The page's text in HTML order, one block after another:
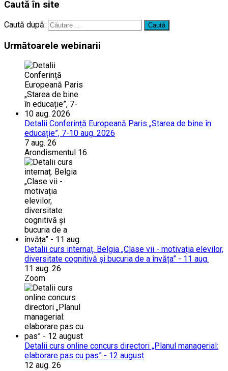
Caută în site
Caută după:
Următoarele webinarii
Detalii Conferință Europeană Paris „Starea de bine în
educație”, 7-10 aug. 2026
7 aug. 26
Arondismentul 16
Detalii curs internaț. Belgia „Clase vii - motivația elevilor,
diversitate cognitivă și bucuria de a învăța” - 11 aug.
11 aug. 26
Zoom
Detalii curs online concurs directori „Planul managerial:
elaborare pas cu pas” - 12 august
12 aug. 26